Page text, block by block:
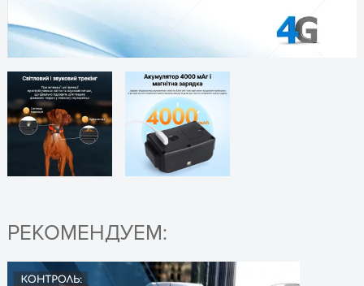
РЕКОМЕНДУЕМ:
Каналы 64 спутниковых канала
SIM-карта: Nano SIM
Антенна связи:
встроенная FPC-
антенна
Антенна
позиционирования:
встроенная антенна
последовательный
порт
ОСТАВЬТЕ ЗАЯВКУ
и получите консультацию